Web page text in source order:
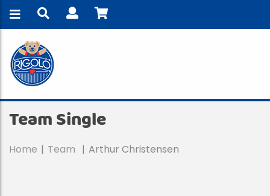
Team Single
Home Team Arthur Christensen